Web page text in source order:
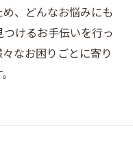
、どんなお悩みにも
けるお手伝いを行っ
なお困りごとに寄り